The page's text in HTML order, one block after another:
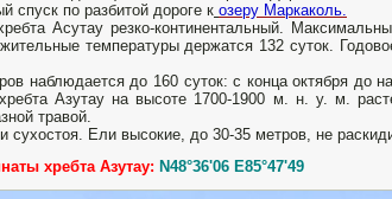
спуск по разбитой дороге к озеру Маркаколь.
Асутау резко-континентальный.
температуры держатся 132 суток.
наблюдается до 160 суток: с конца октября до
Азутау на высоте 1700-1900 м. н. у. м.
травой.
сухостоя. Ели высокие, до 30-35 метров, не
хребта Азутау: N48°36'06 E85°47'49